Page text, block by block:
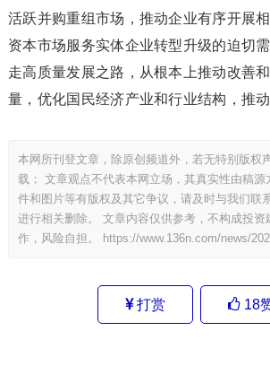
活跃并购重组市场，推动企业有序开展
资本市场服务实体企业转型升级的迫切
走高质量发展之路，从根本上推动改善
量，优化国民经济产业和行业结构，推
本网所刊登文章，除原创频道外，若无特别版权
载； 文章观点不代表本网立场，其真实性由稿
件和图片等有版权及其它争议，请及时与我们联
进行相关删除。 文章内容仅供参考，不构成投资
作，风险自担。 https://www.136n.com/news/
打赏 18